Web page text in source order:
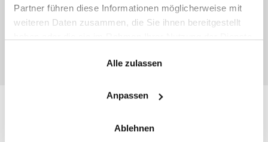
Partner führen diese Informationen möglicherweise mit
weiteren Daten zusammen, die Sie ihnen bereitgestellt
Alle zulassen
Anpassen
Ablehnen
1 23456789101112131415 1617 18192021222324>
Bildmaterial